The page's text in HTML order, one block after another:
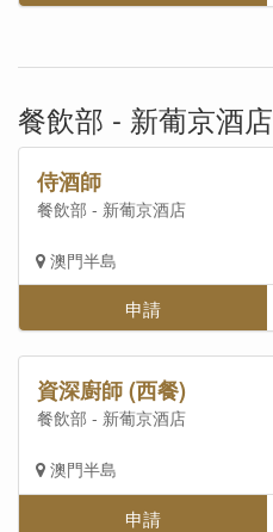
餐飲部 - 新葡京酒店
侍酒師
餐飲部 - 新葡京酒店
澳門半島
申請
資深廚師 (西餐)
餐飲部 - 新葡京酒店
澳門半島
申請